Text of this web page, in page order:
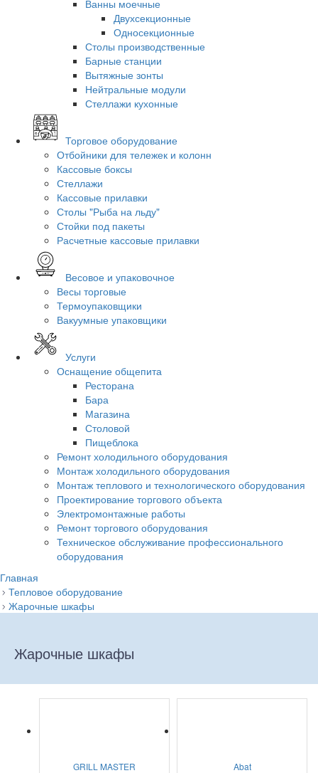
Ванны моечные
Двухсекционные
Односекционные
Столы производственные
Барные станции
Вытяжные зонты
Нейтральные модули
Стеллажи кухонные
Торговое оборудование
Отбойники для тележек и колонн
Кассовые боксы
Стеллажи
Кассовые прилавки
Столы "Рыба на льду"
Стойки под пакеты
Расчетные кассовые прилавки
Весовое и упаковочное
Весы торговые
Термоупаковщики
Вакуумные упаковщики
Услуги
Оснащение общепита
Ресторана
Бара
Магазина
Столовой
Пищеблока
Ремонт холодильного оборудования
Монтаж холодильного оборудования
Монтаж теплового и технологического оборудования
Проектирование торгового объекта
Электромонтажные работы
Ремонт торгового оборудования
Техническое обслуживание профессионального
оборудования
Главная
Тепловое оборудование
Жарочные шкафы
Жарочные шкафы
GRILL MASTER Abat